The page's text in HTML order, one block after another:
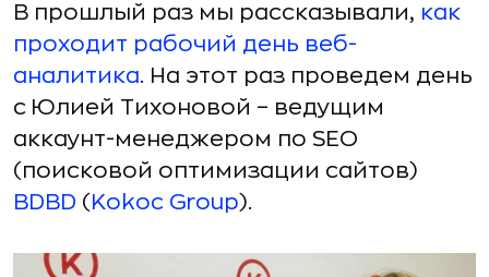
В прошлый раз мы рассказывали, как
проходит рабочий день веб-
аналитика. На этот раз проведем день
с Юлией Тихоновой – ведущим
аккаунт-менеджером по SEO
(поисковой оптимизации сайтов)
BDBD (Kokoc Group).